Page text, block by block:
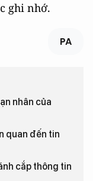
ghi nhớ.
PA
nhân của
quan đến tin
cắp thông tin